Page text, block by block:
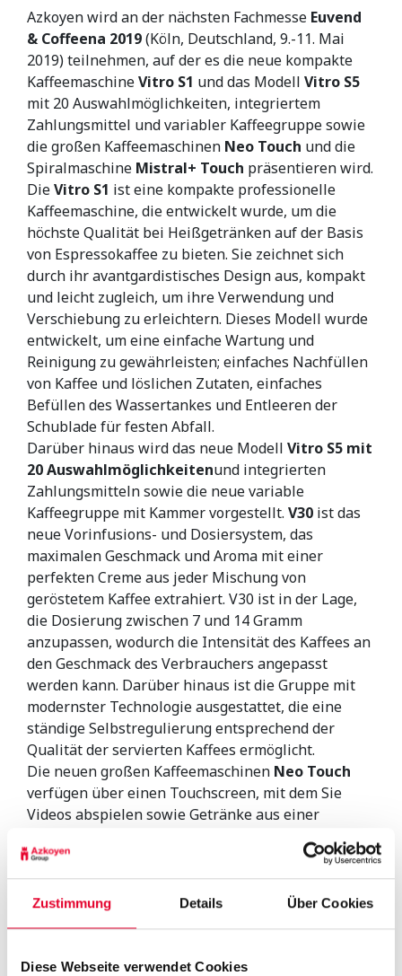
Zustimmung Details Über Cookies
Diese Webseite verwendet Cookies
Azkoyen wird an der nächsten Fachmesse Euvend
& Coffeena 2019(Köln, Deutschland, 9.-11. Mai
2019) teilnehmen, auf der es die neue kompakte
KaffeemaschineVitro S1 und das Modell Vitro S5
mit 20 Auswahlmöglichkeiten, integriertem
Zahlungsmittel und variabler Kaffeegruppe sowie
die großen Kaffeemaschinen Neo Touch und die
Spiralmaschine Mistral+ Touch präsentieren wird.
DieVitro S1 ist eine kompakte professionelle
Kaffeemaschine, die entwickelt wurde, um die
höchste Qualität bei Heißgetränken auf der Basis
von Espressokaffee zu bieten. Sie zeichnet sich
durch ihr avantgardistisches Design aus, kompakt
und leicht zugleich, um ihre Verwendung und
Verschiebung zu erleichtern. Dieses Modell wurde
entwickelt, um eine einfache Wartung und
Reinigung zu gewährleisten; einfaches Nachfüllen
von Kaffee und löslichen Zutaten, einfaches
Befüllen des Wassertankes und Entleeren der
Schublade für festen Abfall.
Darüber hinaus wird das neue Modell Vitro S5 mit
20 Auswahlmöglichkeitenund integrierten
Zahlungsmitteln sowie die neue variable
Kaffeegruppe mit Kammer vorgestellt. V30 ist das
neue Vorinfusions- und Dosiersystem, das
maximalen Geschmack und Aroma mit einer
perfekten Creme aus jeder Mischung von
geröstetem Kaffee extrahiert. V30 ist in der Lage,
die Dosierung zwischen 7 und 14 Gramm
anzupassen, wodurch die Intensität des Kaffees an
den Geschmack des Verbrauchers angepasst
werden kann. Darüber hinaus ist die Gruppe mit
modernster Technologie ausgestattet, die eine
ständige Selbstregulierung entsprechend der
Qualität der servierten Kaffees ermöglicht.
Die neuen großen Kaffeemaschinen Neo Touch
verfügen über einen Touchscreen, mit dem Sie
Videos abspielen sowie Getränke aus einer
auswählen und anpassen können. Die
Konstruktion der grafischen Benutzeroberfläche
und des Einkaufsprozesses wurde mit dem Ziel
Wartungsaufgaben der Maschine zu erleichtern.